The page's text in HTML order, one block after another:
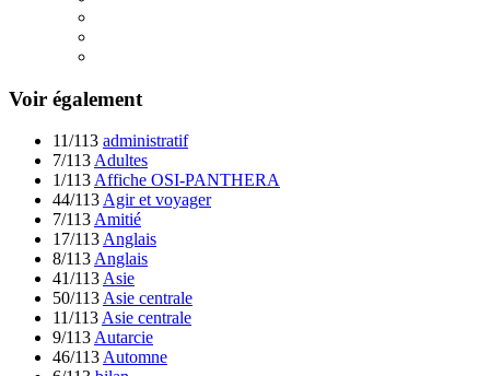
Voir également
11/113 administratif
7/113 Adultes
1/113 Affiche OSI-PANTHERA
44/113 Agir et voyager
7/113 Amitié
17/113 Anglais
8/113 Anglais
41/113 Asie
50/113 Asie centrale
11/113 Asie centrale
9/113 Autarcie
46/113 Automne